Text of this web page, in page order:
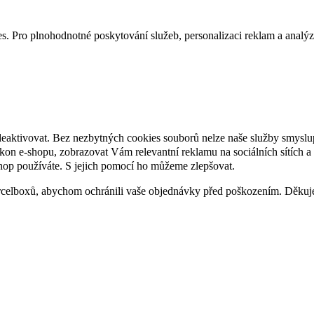
Pro plnohodnotné poskytování služeb, personalizaci reklam a
Bez nezbytných cookies souborů nelze naše služby
e-shopu, zobrazovat Vám relevantní reklamu na sociálních sítích
používáte. S jejich pomocí ho můžeme zlepšovat.
abychom ochránili vaše objednávky před poškozením.